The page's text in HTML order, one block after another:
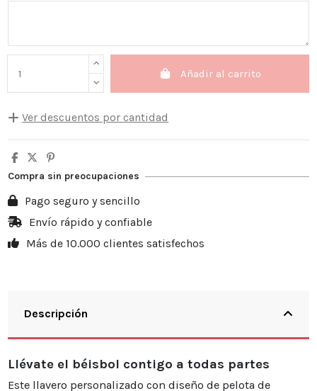
Añadir al carrito
Ver descuentos por cantidad
Cantidad Descuento unitario
Usted ahorra
10
20
25%
30
30%
Compra sin preocupaciones
Pago seguro y sencillo
Envío rápido y confiable
Más de 10.000 clientes satisfechos
Descripción
Llévate el béisbol contigo a todas partes
Este llavero personalizado con diseño de pelota de